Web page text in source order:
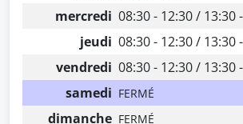
mercredi 08:30 - 12:30 / 13:30
jeudi 08:30 - 12:30 / 13:30
vendredi 08:30 - 12:30 / 13:30
samedi FERMÉ
dimanche FERMÉ